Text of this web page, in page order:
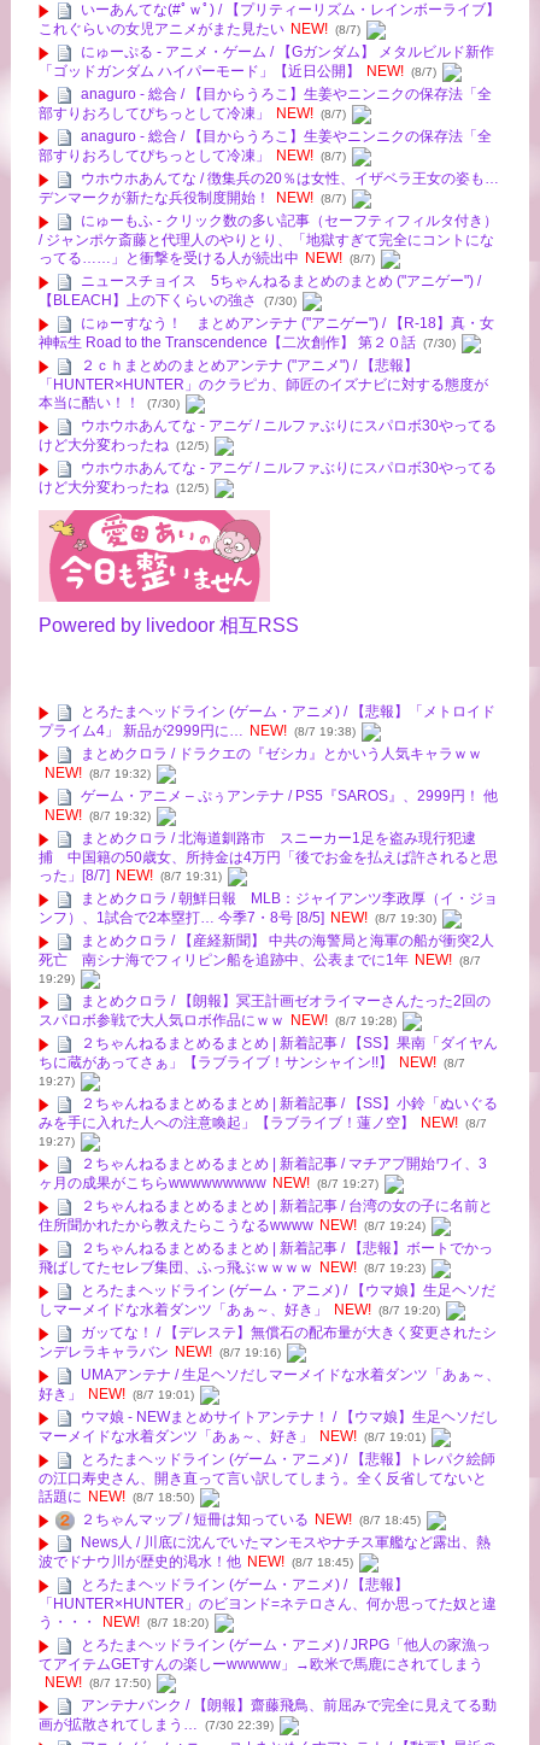
いーあんてな(#ﾟｗﾟ) / 【プリティーリズム・レインボーライブ】
これぐらいの女児アニメがまた見たい NEW! (8/7)
にゅーぷる - アニメ・ゲーム / 【Gガンダム】 メタルビルド新作
「ゴッドガンダム ハイパーモード」【近日公開】
NEW! (8/7)
anaguro - 総合 / 【目からうろこ】生姜やニンニクの保存法「全
部すりおろしてぴちっとして冷凍」
NEW! (8/7)
anaguro - 総合 / 【目からうろこ】生姜やニンニクの保存法「全
部すりおろしてぴちっとして冷凍」
NEW! (8/7)
ウホウホあんてな / 徴集兵の20％は女性、イザベラ王女の姿も…
デンマークが新たな兵役制度開始！
NEW! (8/7)
にゅーもふ - クリック数の多い記事（セーフティフィルタ付き）
/ ジャンポケ斎藤と代理人のやりとり、「地獄すぎて完全にコントにな
ってる……」と衝撃を受ける人が続出中 NEW! (8/7)
ニュースチョイス 5ちゃんねるまとめのまとめ ("アニゲー") /
【BLEACH】上の下くらいの強さ
(7/30)
にゅーすなう！ まとめアンテナ ("アニゲー") / 【R-18】真・女
神転生 Road to the Transcendence【二次創作】 第２０話 (7/30)
２ｃｈまとめのまとめアンテナ ("アニメ") / 【悲報】
「HUNTER×HUNTER」のクラピカ、師匠のイズナビに対する態度が
本当に酷い！！
(7/30)
ウホウホあんてな - アニゲ / ニルファぶりにスパロボ30やってる
けど大分変わったね (12/5)
ウホウホあんてな - アニゲ / ニルファぶりにスパロボ30やってる
けど大分変わったね (12/5)
Powered by livedoor 相互RSS
とろたまヘッドライン (ゲーム・アニメ) / 【悲報】「メトロイド
プライム4」 新品が2999円に… NEW! (8/7 19:38)
まとめクロラ / ドラクエの『ゼシカ』とかいう人気キャラｗｗ
NEW! (8/7 19:32)
ゲーム・アニメ – ぷぅアンテナ / PS5『SAROS』、2999円！ 他
NEW! (8/7 19:32)
まとめクロラ / 北海道釧路市 スニーカー1足を盗み現行犯逮
捕 中国籍の50歳女、所持金は4万円「後でお金を払えば許されると思
った」[8/7] NEW! (8/7 19:31)
まとめクロラ / 朝鮮日報 MLB：ジャイアンツ李政厚（イ・ジョ
ンフ）、1試合で2本塁打… 今季7・8号 [8/5] NEW! (8/7 19:30)
まとめクロラ / 【産経新聞】 中共の海警局と海軍の船が衝突2人
死亡 南シナ海でフィリピン船を追跡中、公表までに1年 NEW! (8/7
19:29)
まとめクロラ / 【朗報】冥王計画ゼオライマーさんたった2回の
スパロボ参戦で大人気ロボ作品にｗｗ
NEW! (8/7 19:28)
２ちゃんねるまとめるまとめ | 新着記事 / 【SS】果南「ダイヤん
ちに蔵があってさぁ」【ラブライブ！サンシャイン!!】
NEW! (8/7
19:27)
２ちゃんねるまとめるまとめ | 新着記事 / 【SS】小鈴「ぬいぐる
みを手に入れた人への注意喚起」【ラブライブ！蓮ノ空】
NEW! (8/7
19:27)
２ちゃんねるまとめるまとめ | 新着記事 / マチアプ開始ワイ、3
ヶ月の成果がこちらwwwwwwwww NEW! (8/7 19:27)
２ちゃんねるまとめるまとめ | 新着記事 / 台湾の女の子に名前と
住所聞かれたから教えたらこうなるwwww NEW! (8/7 19:24)
２ちゃんねるまとめるまとめ | 新着記事 / 【悲報】ボートでかっ
飛ばしてたセレブ集団、ふっ飛ぶｗｗｗｗ
NEW! (8/7 19:23)
とろたまヘッドライン (ゲーム・アニメ) / 【ウマ娘】生足ヘソだ
しマーメイドな水着ダンツ「あぁ～、好き」
NEW! (8/7 19:20)
ガッてな！ / 【デレステ】無償石の配布量が大きく変更されたシ
ンデレラキャラバン NEW! (8/7 19:16)
UMAアンテナ / 生足ヘソだしマーメイドな水着ダンツ「あぁ～、
好き」
NEW! (8/7 19:01)
ウマ娘 - NEWまとめサイトアンテナ！ / 【ウマ娘】生足ヘソだし
マーメイドな水着ダンツ「あぁ～、好き」
NEW! (8/7 19:01)
とろたまヘッドライン (ゲーム・アニメ) / 【悲報】トレパク絵師
の江口寿史さん、開き直って言い訳してしまう。全く反省してないと
話題に NEW! (8/7 18:50)
２ちゃんマップ / 短冊は知っている NEW! (8/7 18:45)
News人 / 川底に沈んでいたマンモスやナチス軍艦など露出、熱
波でドナウ川が歴史的渇水！他 NEW! (8/7 18:45)
とろたまヘッドライン (ゲーム・アニメ) / 【悲報】
「HUNTER×HUNTER」のビヨンド=ネテロさん、何か思ってた奴と違
う・・・
NEW! (8/7 18:20)
とろたまヘッドライン (ゲーム・アニメ) / JRPG「他人の家漁っ
てアイテムGETすんの楽しーwwwww」→欧米で馬鹿にされてしまう
NEW! (8/7 17:50)
アンテナバンク / 【朗報】齋藤飛鳥、前屈みで完全に見えてる動
画が拡散されてしまう…
(7/30 22:39)